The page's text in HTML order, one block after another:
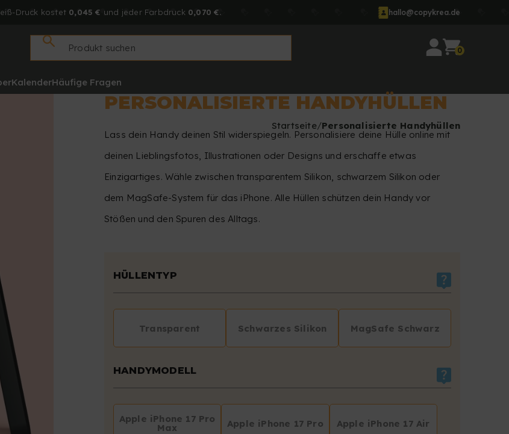
Druck kostet 0,045 € und jeder Farbdruck 0,070 €. hallo@copykrea.de
0
KalenderHäufige Fragen
Startseite Personalisierte Handyhüllen
PERSONALISIERTE HANDYHÜLLEN
Lass dein Handy deinen Stil widerspiegeln. Personalisiere deine Hülle online mit
deinen Lieblingsfotos, Illustrationen oder Designs und erschaffe etwas
Einzigartiges. Wähle zwischen transparentem Silikon, schwarzem Silikon oder
dem MagSafe-System für das iPhone. Alle Hüllen schützen dein Handy vor
Stößen und den Spuren des Alltags.
HÜLLENTYP
Transparent Schwarzes Silikon MagSafe Schwarz
HANDYMODELL
Apple iPhone 17 Pro
Max Apple iPhone 17 Pro Apple iPhone 17 Air